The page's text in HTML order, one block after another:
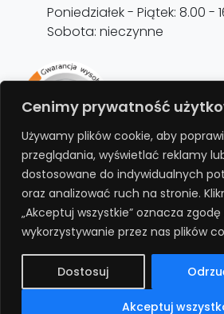
Cenimy prywatność
Używamy plików cookie, aby
przeglądania, wyświetlać reklamy
dostosowane do indywidualnych
oraz analizować ruch na stronie.
„Akceptuj wszystkie” oznacza zgodę
wykorzystywanie przez nas plików
Dostosuj
Akceptuj
Poniedziałek - Piątek: 8.00 -
Sobota: nieczynne
przedłużenie
Bezpłatnie przedłuż gwarancję o
miesięcy rejestrując produkt na
REJESTRUJ
Polityka prywatności Regulamin